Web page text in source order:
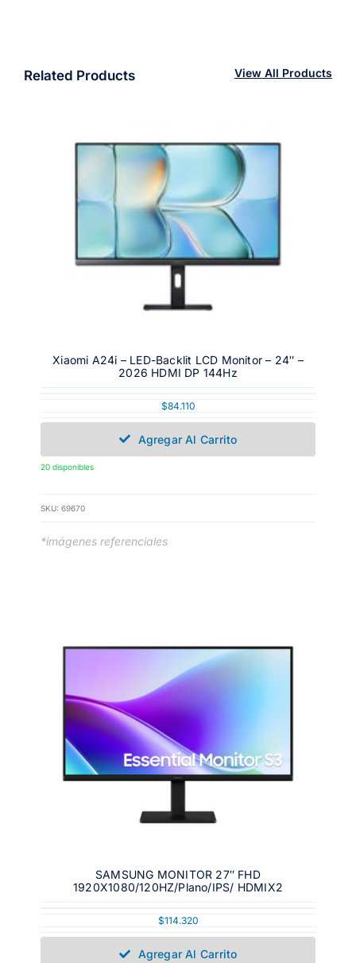
Related Products View All Products
Xiaomi A24i – LED-Backlit LCD Monitor – 24″ –
2026 HDMI DP 144Hz
$84.110
Agregar Al Carrito
20 disponibles
SKU: 69670
*imágenes referenciales
SAMSUNG MONITOR 27″ FHD
1920X1080/120HZ/Plano/IPS/ HDMIX2
$114.320
Agregar Al Carrito